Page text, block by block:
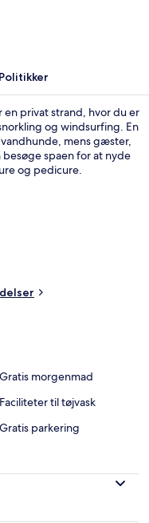
Politikker
en privat strand, hvor du er
og windsurfing. En
mens gæster,
spaen for at nyde
og pedicure.
og en bar ved
har fine faciliteter
Gratis morgenmad
Faciliteter til tøjvask
Gratis parkering